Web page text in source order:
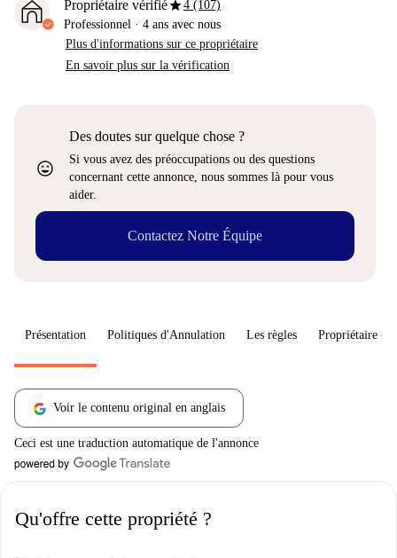
Propriétaire vérifiéstar4 (107)
Professionnel · 4 ans avec nous
Plus d'informations sur ce propriétaire
En savoir plus sur la vérification
sentiment_very_satisfied
Des doutes sur quelque chose ?
Si vous avez des préoccupations ou des questions
concernant cette annonce, nous sommes là pour vous
aider.
Contactez Notre Équipe
Présentation Politiques d'Annulation Les règles Propriétaire
Voir le contenu original en anglais
Ceci est une traduction automatique de l'annonce
Qu'offre cette propriété ?